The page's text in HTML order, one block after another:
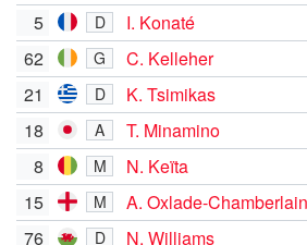
5 D
I. Konaté
62
G
C. Kelleher
21
D
K. Tsimikas
18
A
T. Minamino
8
M
N. Keïta
15
M
A. Oxlade-Chamberlain
76
D N. Williams